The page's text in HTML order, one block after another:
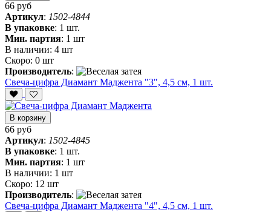
66 руб
Артикул: 1502-4844
В упаковке: 1 шт.
Мин. партия: 1 шт
В наличии: 4 шт
Скоро: 0 шт
Производитель:
Свеча-цифра Диамант Маджента "3", 4,5 см, 1 шт.
В корзину
66 руб
Артикул: 1502-4845
В упаковке: 1 шт.
Мин. партия: 1 шт
В наличии: 1 шт
Скоро: 12 шт
Производитель:
Свеча-цифра Диамант Маджента "4", 4,5 см, 1 шт.